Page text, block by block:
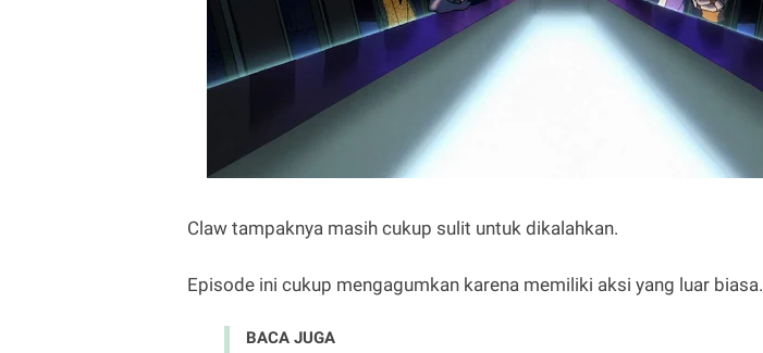
Claw tampaknya masih cukup sulit untuk dikalahkan.
Episode ini cukup mengagumkan karena memiliki aksi yang luar biasa.
BACA JUGA